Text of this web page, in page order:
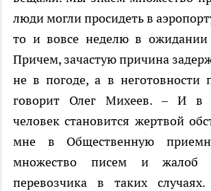
люди могли просидеть в
то и вовсе неделю в ожидании
Причем, зачастую причина
не в погоде, а в неготовности
говорит Олег Михеев. – И в
человек становится жертвой
мне в Общественную
множество писем и жалоб
перевозчика в таких